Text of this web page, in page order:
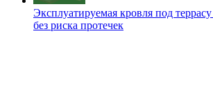
Эксплуатируемая кровля под
без риска протечек